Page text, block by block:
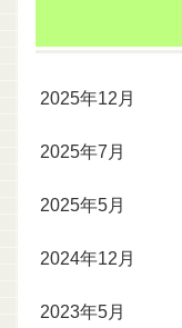
2025年12月
2025年7月
2025年5月
2024年12月
2023年5月